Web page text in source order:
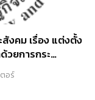
งคม เรื่อง แต่งตั้ง
ยการกระ
และที่แก้ไขเพิ่ม
อร์